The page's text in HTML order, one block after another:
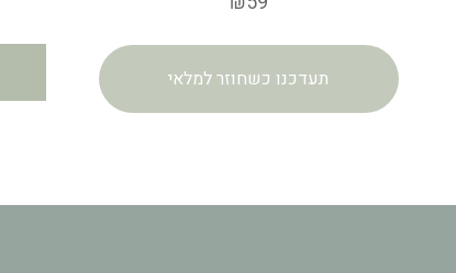
תעדכנו כשחוזר למלאי